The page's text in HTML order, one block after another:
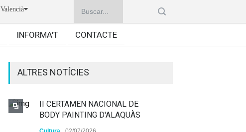
Valencià
INFORMA'T CONTACTE
ALTRES NOTÍCIES
II CERTAMEN NACIONAL DE
BODY PAINTING D'ALAQUÀS